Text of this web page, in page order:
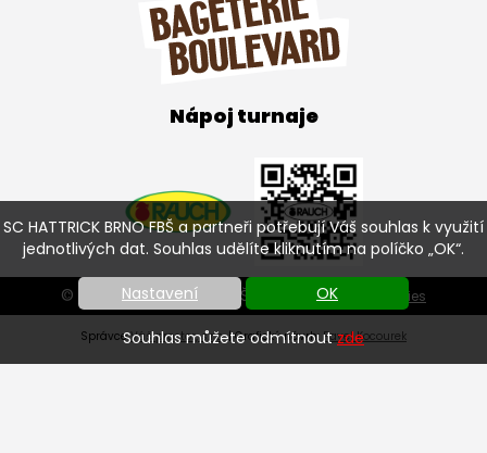
SC HATTRICK BRNO FBŠ a partneři potřebují Váš souhlas k využití
jednotlivých dat. Souhlas udělíte kliknutím na políčko „OK“.
Nastavení OK
Souhlas můžete odmítnoutzde
Nápoj turnaje
© SC HATTRICK BRNO FBŠ 2026 | Nastavení cookies
SprávceVáš prostor, s.r.o.| Grafický návrh: Pavel Kocourek